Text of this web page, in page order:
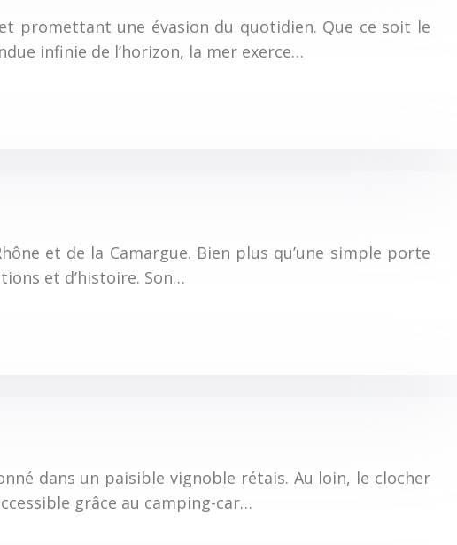
promettant une évasion du quotidien. Que ce soit le
infinie de l’horizon, la mer exerce…
et de la Camargue. Bien plus qu’une simple porte
et d’histoire. Son…
dans un paisible vignoble rétais. Au loin, le clocher
grâce au camping-car…